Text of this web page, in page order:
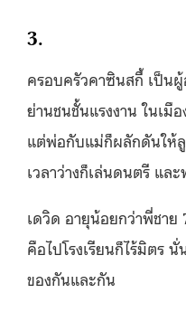
3.
ครอบครัวคาซินสกี้ เป็น
ย่านชนชั้นแรงงาน ในเมื
แต่พ่อกับแม่ก็ผลักดันให้
เวลาว่างก็เล่นดนตรี แล
เดวิด อายุน้อยกว่าพี่ชา
คือไปโรงเรียนก็ไร้มิตร
ของกันและกัน